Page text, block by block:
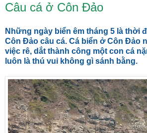
Câu cá ở Côn Đảo
Những ngày biển êm tháng 5 là thời
Côn Đảo câu cá. Cá biển ở Côn Đảo
việc rê, dắt thành công một con cá
luôn là thú vui không gì sánh bằng.